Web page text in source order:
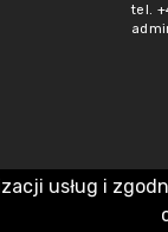
tel.
usług i